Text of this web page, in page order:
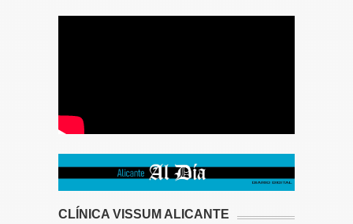
CLÍNICA VISSUM ALICANTE